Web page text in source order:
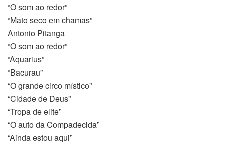
“O som ao redor”
“Mato seco em chamas”
Antonio Pitanga
“O som ao redor”
“Aquarius”
“Bacurau”
“O grande circo místico”
“Cidade de Deus”
“Tropa de elite”
“O auto da Compadecida”
“Ainda estou aqui”